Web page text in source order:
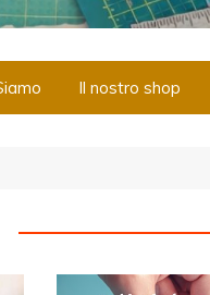
Il nostro shop